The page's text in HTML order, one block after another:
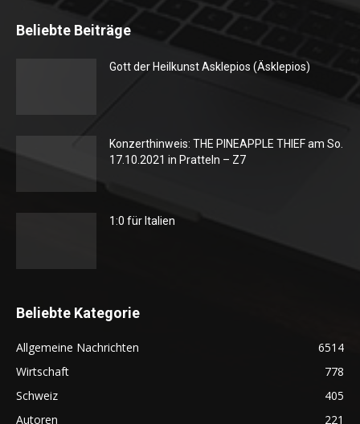
Beliebte Beiträge
Gott der Heilkunst Asklepios (Äsklepios)
Konzerthinweis: THE PINEAPPLE THIEF am So.
17.10.2021 in Pratteln – Z7
1:0 für Italien
Beliebte Kategorie
Allgemeine Nachrichten
6514
Wirtschaft
778
Schweiz
405
Autoren
221